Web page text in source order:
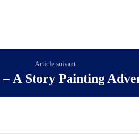
Article suivant
– A Story Painting